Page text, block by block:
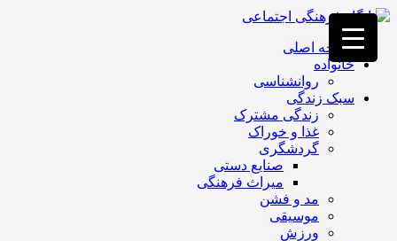
فصد
خون
غرب
تهران
خشکشویی
تصفیه
صفحه اصلی
خانواده
روانشناسی
سبک زندگی
زندگی مشترک
غذا و خوراک
گردشگری
صنایع دستی
میراث فرهنگی
مد و فشن
موسیقی
ورزش